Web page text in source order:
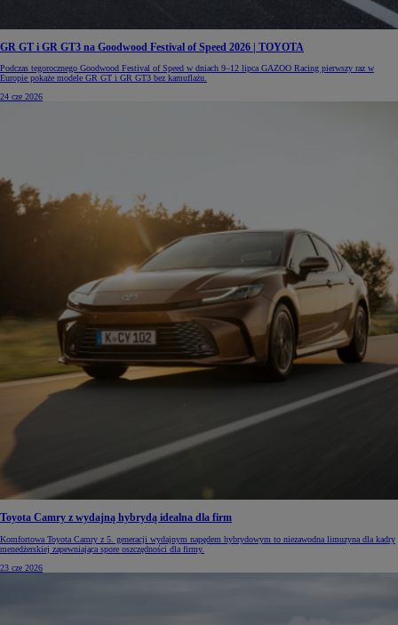
GR GT i GR GT3 na Goodwood Festival of Speed 2026 | TOYOTA
Podczas tegorocznego Goodwood Festival of Speed w dniach 9–12 lipca GAZOO Racing pierwszy raz w
Europie pokaże modele GR GT i GR GT3 bez kamuflażu.
24 cze 2026
Toyota Camry z wydajną hybrydą idealna dla firm
Komfortowa Toyota Camry z 5. generacji wydajnym napędem hybrydowym to niezawodna limuzyna dla kadry
menedżerskiej zapewniająca spore oszczędności dla firmy.
23 cze 2026